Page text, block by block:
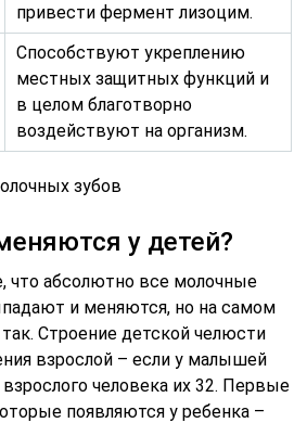
привести фермент лизоцим.
Способствуют укреплению
местных защитных функций и
в целом благотворно
воздействуют на организм.
зубов
у детей?
что абсолютно все молочные
и меняются, но на самом
Строение детской челюсти
взрослой – если у малышей
взрослого человека их 32. Первые
появляются у ребенка –